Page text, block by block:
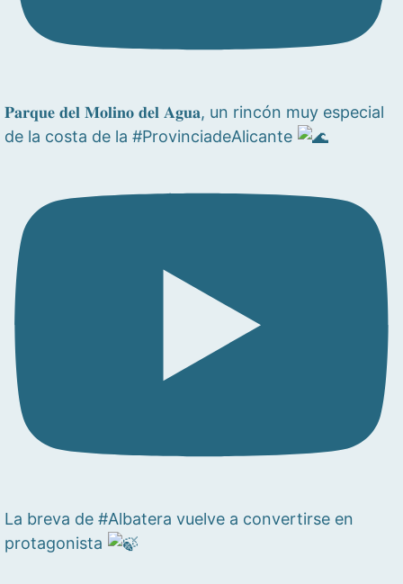
𝐏𝐚𝐫𝐪𝐮𝐞 𝐝𝐞𝐥 𝐌𝐨𝐥𝐢𝐧𝐨 𝐝𝐞𝐥 𝐀𝐠𝐮𝐚, un rincón muy especial
de la costa de la #ProvinciadeAlicante
La breva de #Albatera vuelve a convertirse en
protagonista